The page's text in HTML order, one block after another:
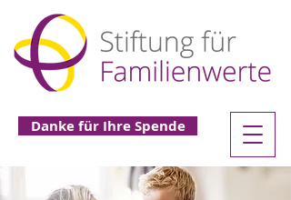
Danke für Ihre Spende